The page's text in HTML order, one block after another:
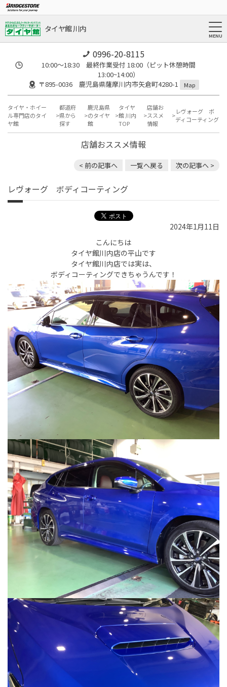
タイヤ館 川内
0996-20-8115
10:00～18:30 最終作業受付 18:00（ピット休憩時間
13:00~14:00）
〒895-0036 鹿児島県薩摩川内市矢倉町4280-1
Map
タイヤ・ホイー
ル専門店のタイ
ヤ館
都道府
県から
探す
鹿児島県
のタイヤ
館
タイヤ
館 川内
TOP
店舗お
ススメ
情報
レヴォーグ ボ
ディコーティング
店舗おススメ情報
< 前の記事へ 一覧へ戻る 次の記事へ >
レヴォーグ ボディコーティング
2024年1月11日
こんにちは
タイヤ館川内店の平山です
タイヤ館川内店では実は、
ボディコーティングできちゃうんです！